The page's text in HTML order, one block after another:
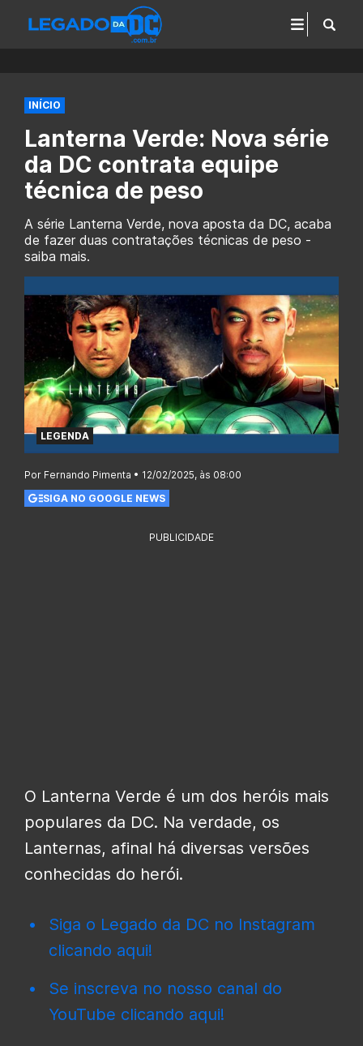
INÍCIO
Lanterna Verde: Nova série
da DC contrata equipe
técnica de peso
A série Lanterna Verde, nova aposta da DC, acaba
de fazer duas contratações técnicas de peso -
saiba mais.
LEGENDA
Por Fernando Pimenta • 12/02/2025, às 08:00
SIGA NO GOOGLE NEWS
PUBLICIDADE
O Lanterna Verde é um dos heróis mais
populares da DC. Na verdade, os
Lanternas, afinal há diversas versões
conhecidas do herói.
Siga o Legado da DC no Instagram
clicando aqui!
Se inscreva no nosso canal do
YouTube clicando aqui!